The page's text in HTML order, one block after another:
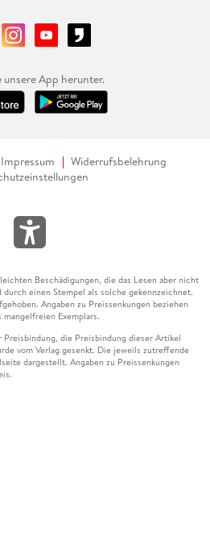
unsere App herunter.
Impressum
Widerrufsbelehrung
Beschädigungen, die das Lesen aber nicht
einen Stempel als solche gekennzeichnet.
Angaben zu Preissenkungen beziehen
Exemplars.
die Preisbindung dieser Artikel
vom Verlag gesenkt. Die jeweils zutreffende
dargestellt. Angaben zu Preissenkungen